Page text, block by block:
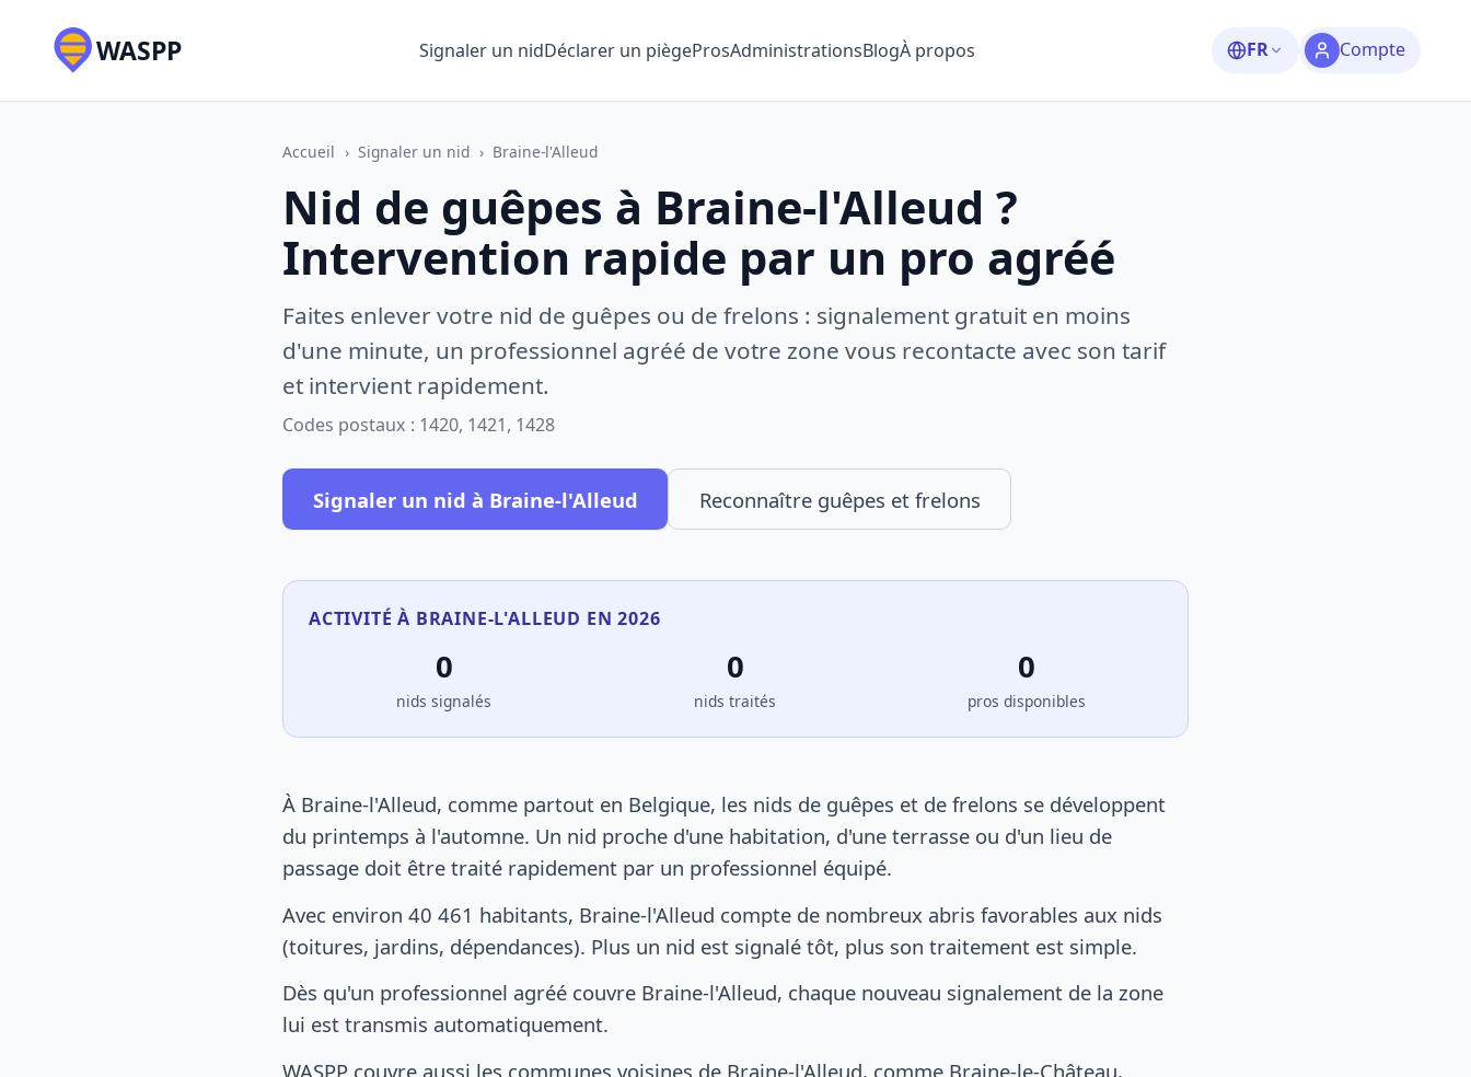
WASPP Signaler un nidDéclarer un piègeProsAdministrationsBlogÀ propos FR Compte
Accueil › Signaler un nid › Braine-l'Alleud
Nid de guêpes à Braine-l'Alleud ?
Intervention rapide par un pro agréé
Faites enlever votre nid de guêpes ou de frelons : signalement gratuit en moins
d'une minute, un professionnel agréé de votre zone vous recontacte avec son tarif
et intervient rapidement.
Codes postaux : 1420, 1421, 1428
Signaler un nid à Braine-l'Alleud Reconnaître guêpes et frelons
ACTIVITÉ À BRAINE-L'ALLEUD EN 2026
0
nids signalés
0
nids traités
0
pros disponibles
À Braine-l'Alleud, comme partout en Belgique, les nids de guêpes et de frelons se développent
du printemps à l'automne. Un nid proche d'une habitation, d'une terrasse ou d'un lieu de
passage doit être traité rapidement par un professionnel équipé.
Avec environ 40 461 habitants, Braine-l'Alleud compte de nombreux abris favorables aux nids
(toitures, jardins, dépendances). Plus un nid est signalé tôt, plus son traitement est simple.
Dès qu'un professionnel agréé couvre Braine-l'Alleud, chaque nouveau signalement de la zone
lui est transmis automatiquement.
WASPP couvre aussi les communes voisines de Braine-l'Alleud, comme Braine-le-Château,